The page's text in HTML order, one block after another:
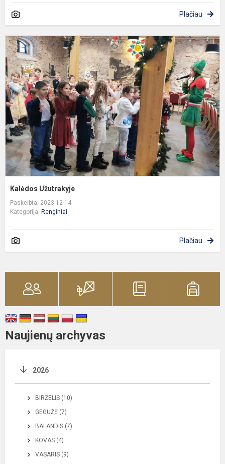
Plačiau
Kalėdos Užutrakyje
Paskelbta: 2023-12-14
Kategorija: Renginiai
Plačiau
Naujienų archyvas
2026
BIRŽELIS (10)
GEGUŽĖ (7)
BALANDIS (7)
KOVAS (4)
VASARIS (9)